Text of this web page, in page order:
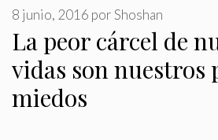
La peor cárcel de
vidas son nuestros
miedos
8 junio, 2016 porShoshan